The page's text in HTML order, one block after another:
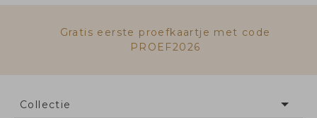
Gratis eerste proefkaartje met code
PROEF2026
Collectie